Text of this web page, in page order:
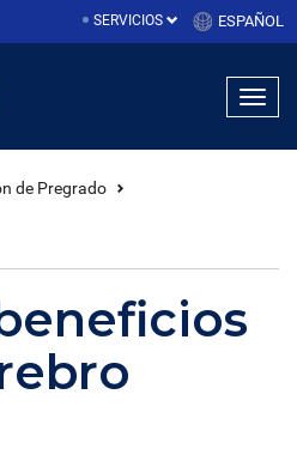
SERVICIOS ESPAÑOL
de Pregrado